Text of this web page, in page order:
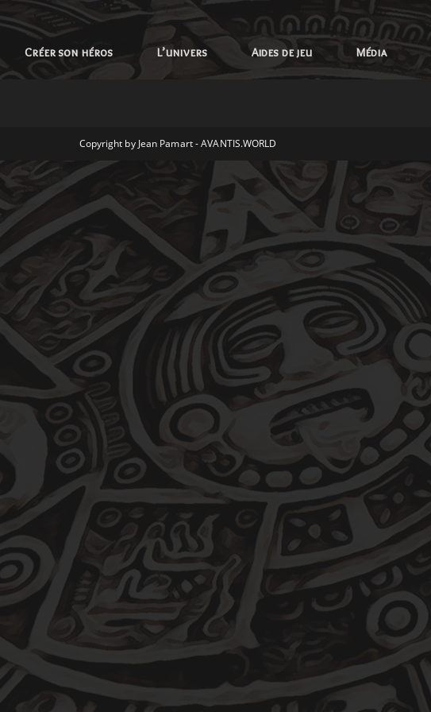
Créer son héros L’univers Aides de jeu Média
Copyright by Jean Pamart - AVANTIS.WORLD